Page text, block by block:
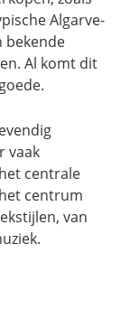
Algarve-
bekende
Al komt dit
vaak
centrale
centrum
van